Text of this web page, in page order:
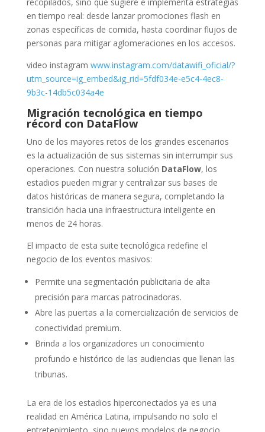
en tiempo real: desde lanzar promociones flash en
zonas específicas de comida, hasta coordinar flujos de
personas para mitigar aglomeraciones en los accesos.
video instagram www.instagram.com/datawifi_oficial/?
utm_source=ig_embed&ig_rid=5fdf034e-e5c4-4ec8-
9b3c-14db5c034a4e
Migración tecnológica en tiempo
récord con DataFlow
Uno de los mayores retos de los grandes escenarios
es la actualización de sus sistemas sin interrumpir sus
operaciones. Con nuestra solución DataFlow, los
estadios pueden migrar y centralizar sus bases de
datos históricas de manera segura, completando la
transición hacia una infraestructura inteligente en
menos de 24 horas.
El impacto de esta suite tecnológica redefine el
negocio de los eventos masivos:
Permite una segmentación publicitaria de alta
precisión para marcas patrocinadoras.
Abre las puertas a la comercialización de servicios de
conectividad premium.
Brinda a los organizadores un conocimiento
profundo e histórico de las audiencias que llenan las
tribunas.
La era de los estadios hiperconectados ya es una
realidad en América Latina, impulsando no solo el